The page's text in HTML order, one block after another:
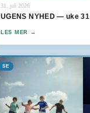
31. juli 2026
UGENS NYHED — uke 31
LES MER →
SE